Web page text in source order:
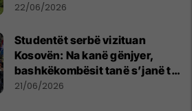
22/06/2026
Studentët serbë vizituan
Kosovën: Na kanë gënjyer,
bashkëkombësit tanë s’janë të
shtypur
21/06/2026